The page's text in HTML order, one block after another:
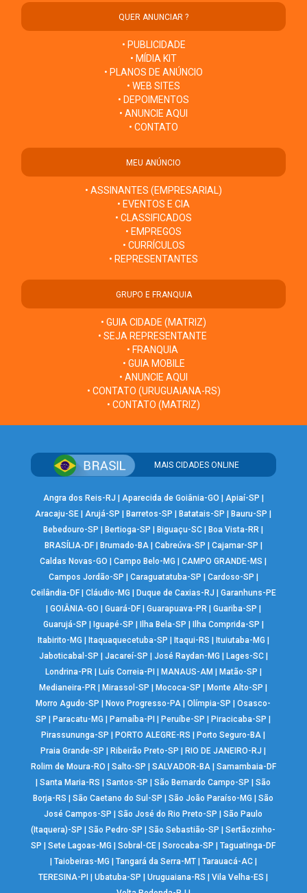
QUER ANUNCIAR ?
• PUBLICIDADE
• MÍDIA KIT
• PLANOS DE ANÚNCIO
• WEB SITES
• DEPOIMENTOS
• ANUNCIE AQUI
• CONTATO
MEU ANÚNCIO
• ASSINANTES (EMPRESARIAL)
• EVENTOS E CIA
• CLASSIFICADOS
• EMPREGOS
• CURRÍCULOS
• REPRESENTANTES
GRUPO E FRANQUIA
• GUIA CIDADE (MATRIZ)
• SEJA REPRESENTANTE
• FRANQUIA
• GUIA MOBILE
• ANUNCIE AQUI
• CONTATO (URUGUAIANA-RS)
• CONTATO (MATRIZ)
MAIS CIDADES ONLINE
Angra dos Reis-RJ Aparecida de Goiânia-GO Apiaí-SP
Aracaju-SE |Arujá-SP Barretos-SP Batatais-SP Bauru-SP
Bebedouro-SP
Bertioga-SP Biguaçu-SC Boa Vista-RR
BRASÍLIA-DF| Brumado-BA| Cabreúva-SP Cajamar-SP
Caldas Novas-GO
|Campo Belo-MG |CAMPO GRANDE-MS
Campos Jordão-SP
Caraguatatuba-SP Cardoso-SP
Ceilândia-DF| Cláudio-MG Duque de Caxias-RJ
Garanhuns-PE
GOIÂNIA-GO Guará-DF| Guarapuava-PR| Guariba-SP
Guarujá-SP
Iguapé-SP Ilha Bela-SP Ilha Comprida-SP
Itabirito-MG
Itaquaquecetuba-SP Itaqui-RS Ituiutaba-MG
Jaboticabal-SP
Jacareí-SP José Raydan-MG Lages-SC|
Londrina-PR| Luís Correia-PI MANAUS-AM Matão-SP
Medianeira-PR
Mirassol-SP Mococa-SP Monte Alto-SP
Morro Agudo-SP
Novo Progresso-PA |Olímpia-SP |Osasco-
SP
Paracatu-MG Parnaíba-PI Peruíbe-SP Piracicaba-SP
Pirassununga-SP
PORTO ALEGRE-RS Porto Seguro-BA
Praia Grande-SP
Ribeirão Preto-SP RIO DE JANEIRO-RJ
Rolim de Moura-RO
Salto-SP SALVADOR-BA| Samambaia-DF
|Santa Maria-RS |Santos-SP |São Bernardo Campo-SP |São
Borja-RS
|São Caetano do Sul-SP |São João Paraíso-MG |São
José Campos-SP
|São José do Rio Preto-SP |São Paulo
(Itaquera)-SP
|São Pedro-SP |São Sebastião-SP |Sertãozinho-
SP
|Sete Lagoas-MG |Sobral-CE |Sorocaba-SP |Taguatinga-DF
Taiobeiras-MG Tangará da Serra-MT| Tarauacá-AC|
TERESINA-PI
|Ubatuba-SP |Uruguaiana-RS |Vila Velha-ES